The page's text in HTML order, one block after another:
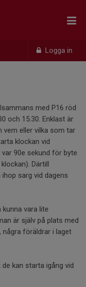
Logga in
med P16 röd
och 15.30. Enklast är
vem eller vilka som tar
klockan vid
90e sekund för byte
Därtill
sarg vid dagens
vara lite
är själv på plats med
några föräldrar i laget
kan starta igång vid